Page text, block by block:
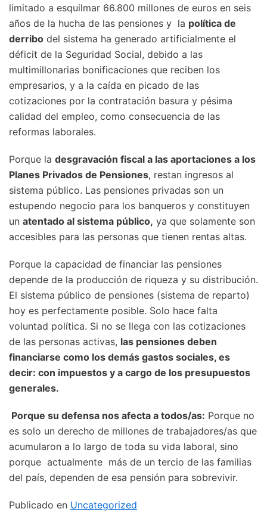
limitado a esquilmar 66.800 millones de euros en seis
años de la hucha de las pensiones y la política de
derribo del sistema ha generado artificialmente el
déficit de la Seguridad Social, debido a las
multimillonarias bonificaciones que reciben los
empresarios, y a la caída en picado de las
cotizaciones por la contratación basura y pésima
calidad del empleo, como consecuencia de las
reformas laborales.
Porque la desgravación fiscal a las aportaciones a los
Planes Privados de Pensiones, restan ingresos al
sistema público. Las pensiones privadas son un
estupendo negocio para los banqueros y constituyen
un atentado al sistema público, ya que solamente son
accesibles para las personas que tienen rentas altas.
Porque la capacidad de financiar las pensiones
depende de la producción de riqueza y su distribución.
El sistema público de pensiones (sistema de reparto)
hoy es perfectamente posible. Solo hace falta
voluntad política. Si no se llega con las cotizaciones
de las personas activas, las pensiones deben
financiarse como los demás gastos sociales, es
decir: con impuestos y a cargo de los presupuestos
generales.
Porque su defensa nos afecta a todos/as: Porque no
es solo un derecho de millones de trabajadores/as que
acumularon a lo largo de toda su vida laboral, sino
porque actualmente más de un tercio de las familias
del país, dependen de esa pensión para sobrevivir.
Publicado en Uncategorized